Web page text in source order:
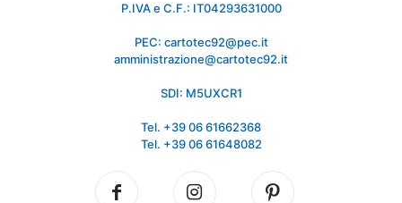
P.IVA e C.F.: IT04293631000
PEC: cartotec92@pec.it
amministrazione@cartotec92.it
SDI: M5UXCR1
Tel. +39 06 61662368
Tel. +39 06 61648082